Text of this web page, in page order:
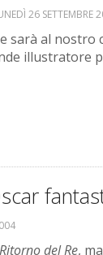
26 SETTEMBRE
sarà al nostro
illustratore
Ritorno del Re,